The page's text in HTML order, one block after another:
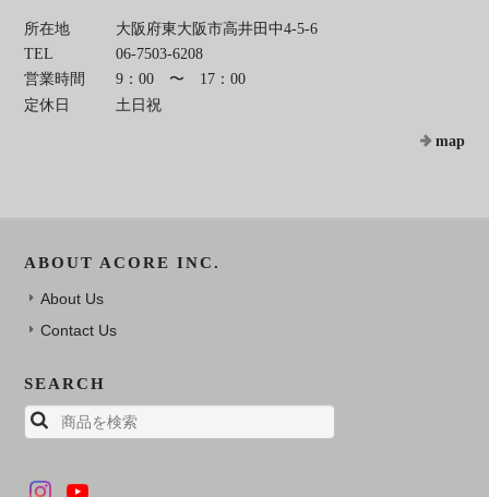
所在地
大阪府東大阪市高井田中4-5-6
TEL
06-7503-6208
営業時間
9：00 〜 17：00
定休日
土日祝
map
ABOUT ACORE INC.
About Us
Contact Us
SEARCH